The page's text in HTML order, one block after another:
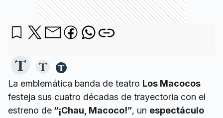
La emblemática banda de teatro Los Macocos
festeja sus cuatro décadas de trayectoria con el
estreno de “¡Chau, Macoco!”, un espectáculo